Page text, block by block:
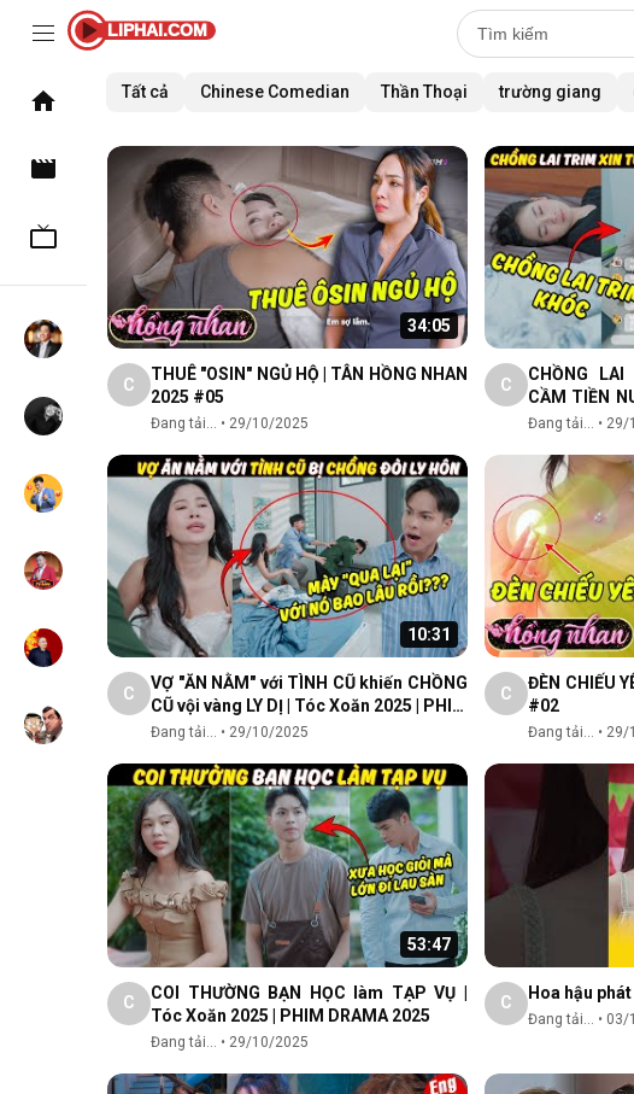
LIPHAI.COM
Tất cả Chinese Comedian Thần Thoại trường giang
34:05
C
THUÊ "OSIN" NGỦ HỘ | TÂN HỒNG NHAN
2025 #05
Đang tải... • 29/10/2025
C
CHỒNG
CẦM TIỀN
PHIM
Đang tải... • 29/
10:31
C
VỢ "ĂN NẰM" với TÌNH CŨ khiến CHỒNG
CŨ vội vàng LY DỊ | Tóc Xoăn 2025 | PHIM
DRAMA 2025
Đang tải... • 29/10/2025
C
ĐÈN CHIẾU
#02
Đang tải... • 29/
53:47
C
COI THƯỜNG BẠN HỌC làm TẠP VỤ |
Tóc Xoăn 2025 | PHIM DRAMA 2025
Đang tải... • 29/10/2025
C
Hoa hậu
Đang tải... • 03/